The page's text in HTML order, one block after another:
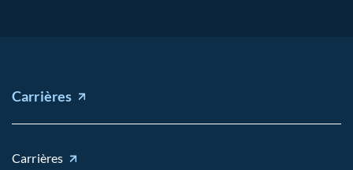
Carrières
Carrières